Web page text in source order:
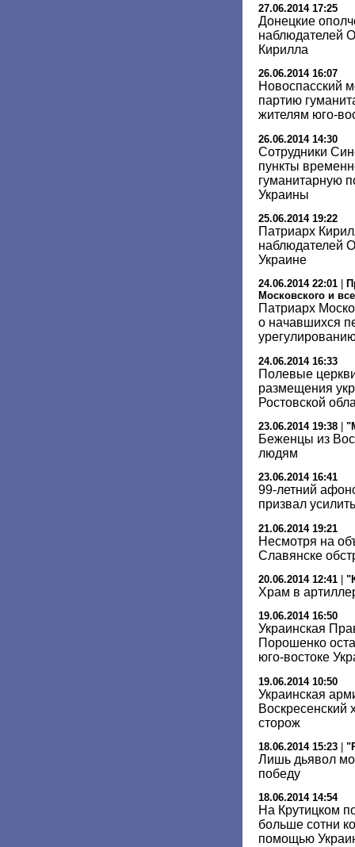
27.06.2014 17:25
Донецкие
наблюдателей
Кирилла
26.06.2014 16:07
Новоспасский
партию
жителям юго-
26.06.2014 14:30
Сотрудники
пункты
гуманитарную
Украины
25.06.2014 19:22
Патриарх
наблюдателей
Украине
24.06.2014 22:01
Московского и
Патриарх
о начавшихся
24.06.2014 16:33
Полевые
размещения
Ростовской
23.06.2014 19:38
Беженцы из
людям
23.06.2014 16:41
99-летний
призвал
21.06.2014 19:21
Несмотря на
Славянске
20.06.2014 12:41
Храм в
19.06.2014 16:50
Украинская
Порошенко
юго-востоке
19.06.2014 10:50
Украинская
Воскресенский
сторож
18.06.2014 15:23
Лишь дьявол
победу
18.06.2014 14:54
На Крутицком
больше сотни
помощью